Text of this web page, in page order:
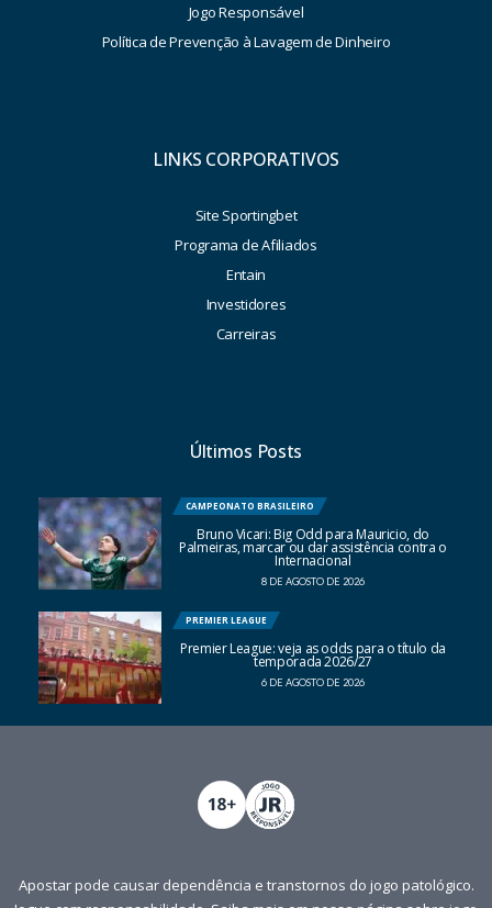
Jogo Responsável
Política de Prevenção à Lavagem de Dinheiro
LINKS CORPORATIVOS
Site Sportingbet
Programa de Afiliados
Entain
Investidores
Carreiras
Últimos Posts
CAMPEONATO BRASILEIRO
Bruno Vicari: Big Odd para Mauricio, do
Palmeiras, marcar ou dar assistência contra o
Internacional
8 DE AGOSTO DE 2026
PREMIER LEAGUE
Premier League: veja as odds para o título da
temporada 2026/27
6 DE AGOSTO DE 2026
Apostar pode causar dependência e transtornos do jogo patológico.